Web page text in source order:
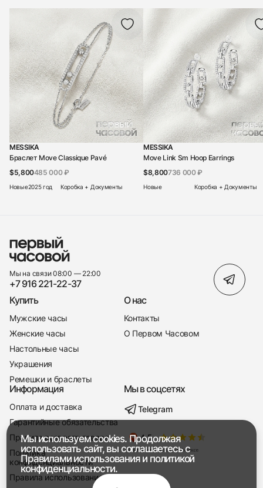
+7 916 221-22-37
Мы насвязи 08:00 — 19:00
MESSIKA
Браслет Move Classique Pavé
$5,800485 000 ₽
Новые2025 год Коробка + Документы
MESSIKA
Move Link Sm Hoop Earrings
$8,800736 000 ₽
Новые Коробка + Документы
Мы на связи 08:00 — 22:00
+7 916 221-22-37
Купить
Мужские часы
Женские часы
Настольные часы
Украшения
Ремешки и браслеты
О нас
Контакты
О Первом Часовом
Информация
Оплата и доставка
Гарантийные обязательства
Правила возврата товара
Политика
конфиденциальности
Правила использования
Мы в соцсетях
Telegram
Мы используем cookies. Продолжая
использовать сайт, вы соглашаетесь с
Правилами использованияи политикой
конфиденциальности.